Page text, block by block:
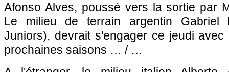
Afonso Alves, poussé vers la sortie
Le milieu de terrain argentin Gabriel
Juniors), devrait s'engager ce jeudi
prochaines saisons … / …